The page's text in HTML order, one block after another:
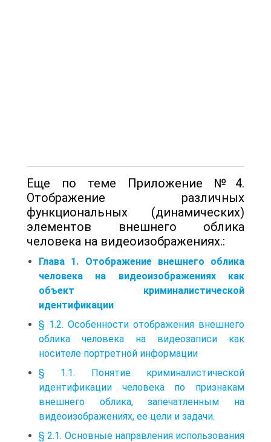
Еще по теме Приложение №4.
Отображение различных
функциональных (динамических)
элементов внешнего облика
человека на видеоизображениях.:
Глава 1. Отображение внешнего облика
человека на видеоизображениях как
объект криминалистической
идентификации
§ 1.2. Особенности отображения внешнего
облика человека на видеозаписи как
носителе портретной информации
§ 1.1. Понятие криминалистической
идентификации человека по признакам
внешнего облика, запечатленным на
видеоизображениях, ее цели и задачи.
§ 2.1. Основные направления использования